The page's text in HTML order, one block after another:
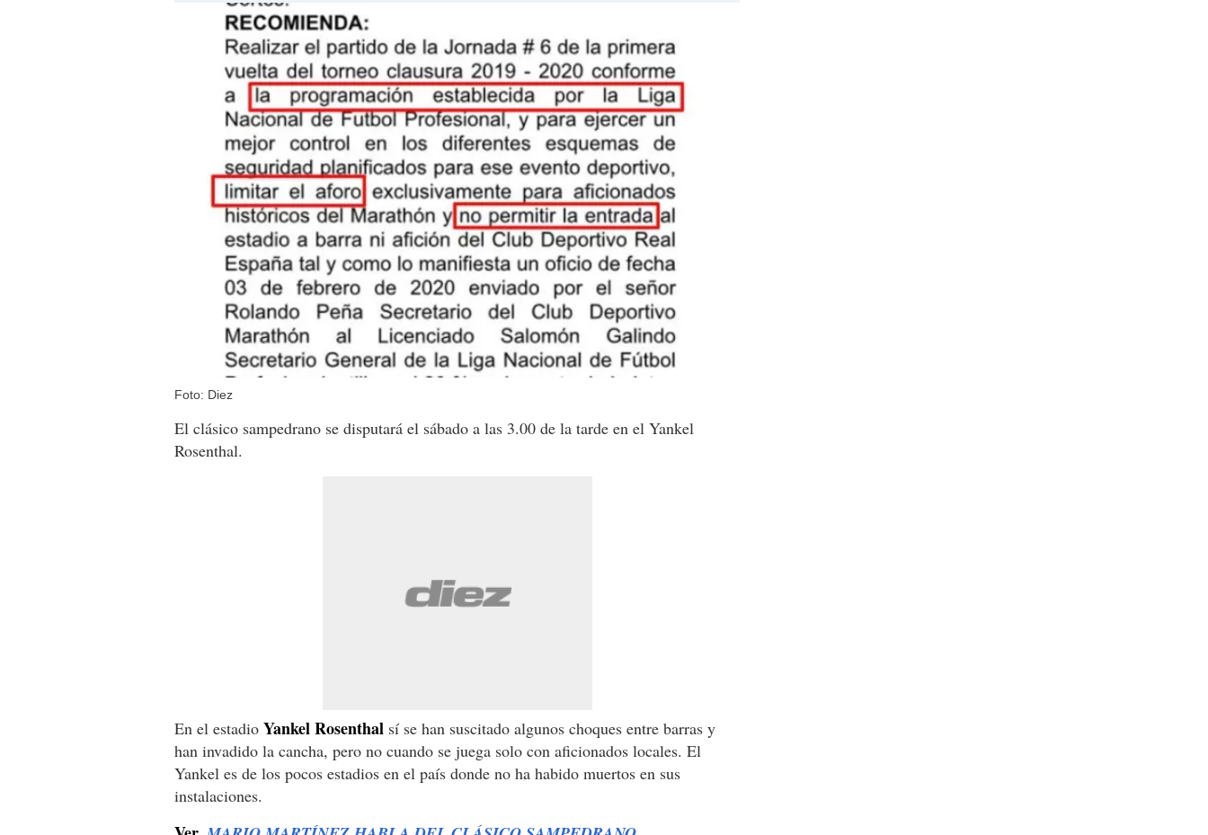
Foto: Diez
El clásico sampedrano se disputará el sábado a las 3.00 de la tarde en el Yankel
Rosenthal.
En el estadio Yankel Rosenthal sí se han suscitado algunos choques entre barras y
han invadido la cancha, pero no cuando se juega solo con aficionados locales. El
Yankel es de los pocos estadios en el país donde no ha habido muertos en sus
instalaciones.